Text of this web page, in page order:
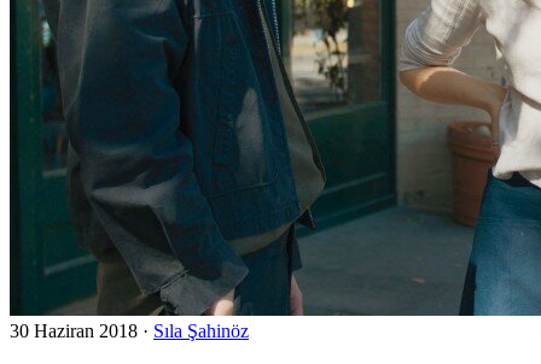
30 Haziran 2018 · Sıla Şahinöz